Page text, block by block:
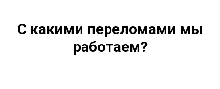
С какими переломами мы
работаем?